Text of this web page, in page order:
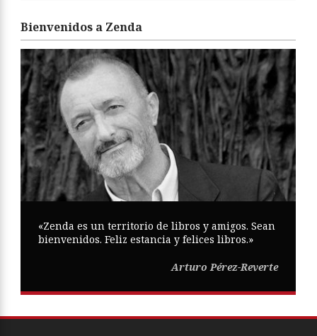
Bienvenidos a Zenda
«Zenda es un territorio de libros y amigos. Sean
bienvenidos. Feliz estancia y felices libros.»
Arturo Pérez-Reverte